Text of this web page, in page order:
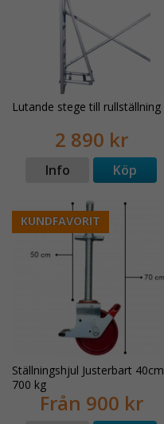
Lutande stege till rullställning
2 890 kr
Info Köp
KUNDFAVORIT
Ställningshjul Justerbart 40cm
700 kg
Från 900 kr